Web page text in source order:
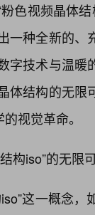
色视频晶体
一种全新的
字技术与温
体结构的无
视觉革命。
构iso”的无
这一概念